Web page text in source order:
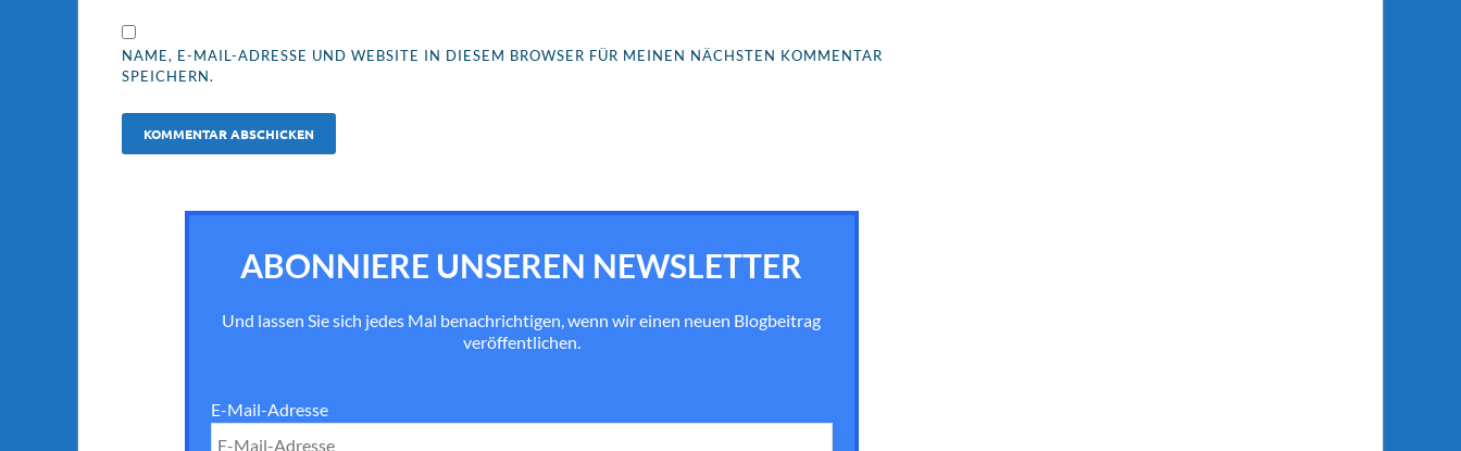
NAME, E-MAIL-ADRESSE UND WEBSITE IN DIESEM BROWSER FÜR MEINEN NÄCHSTEN KOMMENTAR
SPEICHERN.
ABONNIERE UNSEREN NEWSLETTER
Und lassen Sie sich jedes Mal benachrichtigen, wenn wir einen neuen Blogbeitrag
veröffentlichen.
E-Mail-Adresse